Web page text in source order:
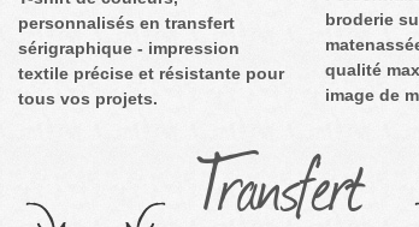
personnalisés en transfert
sérigraphique - impression
textile précise et résistante pour
tous vos projets.
broderie
qualité
image de
Transfert